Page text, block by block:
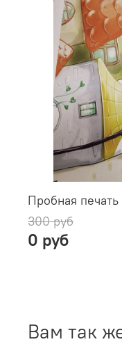
Пробная печать
300 руб
0 руб
Вам так